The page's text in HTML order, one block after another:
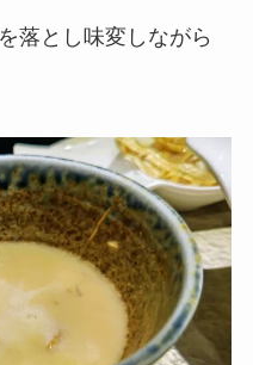
落とし味変しながら